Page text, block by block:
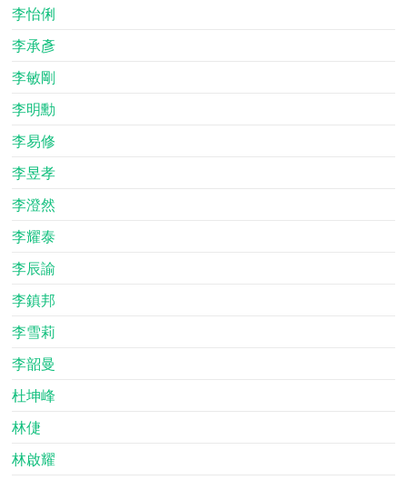
李怡俐
李承彥
李敏剛
李明勳
李易修
李昱孝
李澄然
李耀泰
李辰諭
李鎮邦
李雪莉
李韶曼
杜坤峰
林倢
林啟耀